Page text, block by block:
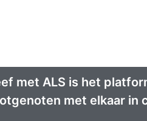
met ALS is het
met elkaar in